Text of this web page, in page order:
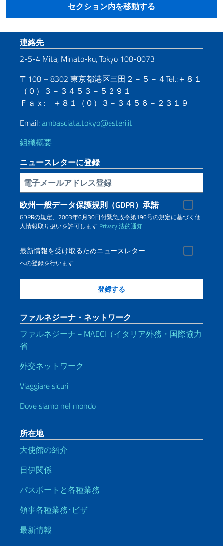
セクション内を移動する
Footer section
連絡先
2-5-4 Mita, Minato-ku, Tokyo 108-0073
〒108 – 8302 東京都港区三田２－５－４Tel.:＋８１
（０）３－３４５３－５２９１
Ｆａｘ: ＋８１（０）３－３４５６－２３１９
Email:ambasciata.tokyo@esteri.it
組織概要
ニュースレターに登録
電子メールアドレス登録
欧州一般データ保護規則（GDPR）承諾
GDPRの規定、2003年6月30日付緊急政令第196号の規定に基づく個
人情報取り扱いを許可します Privacy法的通知
最新情報を受け取るためニュースレター
への登録を行います
ファルネジーナ・ネットワーク
ファルネジーナ－MAECI（イタリア外務・国際協力
省
外交ネットワーク
Viaggiare sicuri
Dove siamo nel mondo
所在地
大使館の紹介
日伊関係
パスポートと各種業務
領事各種業務･ビザ
最新情報